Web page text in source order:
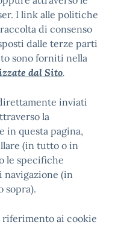
I link alle politiche
di consenso
dalle terze parti
sono forniti nella
dal Sito.
inviati
la
in questa pagina,
(in tutto o in
le specifiche
(in
sopra).
riferimento ai cookie